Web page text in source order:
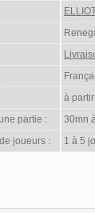
à
partie :
30mn
joueurs :
1 à 5